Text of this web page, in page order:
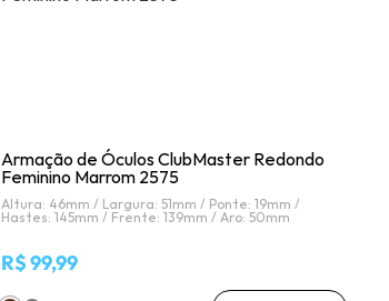
Central de Ajuda
Armação de Óculos ClubMaster Redondo
Feminino Marrom 2575
Altura: 46mm / Largura: 51mm / Ponte: 19mm /
Hastes: 145mm / Frente: 139mm /Aro: 50mm
R$ 99,99